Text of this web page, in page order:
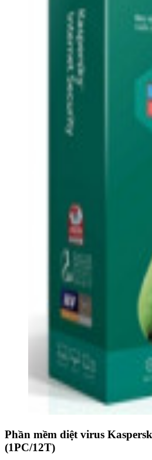
Phần mềm diệt virus
(1PC/12T)